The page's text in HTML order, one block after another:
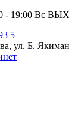
- 19:00 Вс
5
ул. Б.